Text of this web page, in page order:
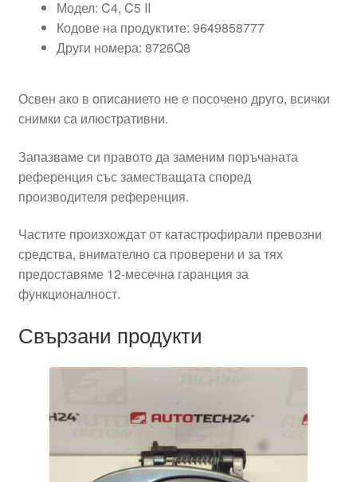
Модел: C4, C5 II
Кодове на продуктите: 9649858777
Други номера: 8726Q8
Освен ако в описанието не е посочено друго, всички
снимки са илюстративни.
Запазваме си правото да заменим поръчаната
референция със заместващата според
производителя референция.
Частите произхождат от катастрофирали превозни
средства, внимателно са проверени и за тях
предоставяме 12-месечна гаранция за
функционалност.
Свързани продукти